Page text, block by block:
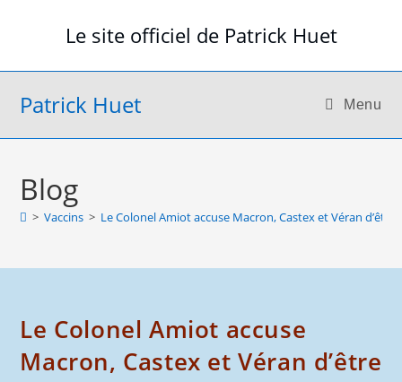
Le site officiel de Patrick Huet
Patrick Huet Menu
Blog
> Vaccins > Le Colonel Amiot accuse Macron, Castex et Véran d’être
Le Colonel Amiot accuse
Macron, Castex et Véran d’être